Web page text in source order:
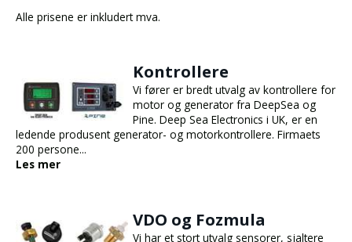
Alle prisene er inkludert mva.
Kontrollere
Vi fører er bredt utvalg av kontrollere for
motor og generator fra DeepSea og
Pine. Deep Sea Electronics i UK, er en
ledende produsent generator- og motorkontrollere. Firmaets
200 persone...
Les mer
VDO og Fozmula
Vi har et stort utvalg sensorer, sjaltere